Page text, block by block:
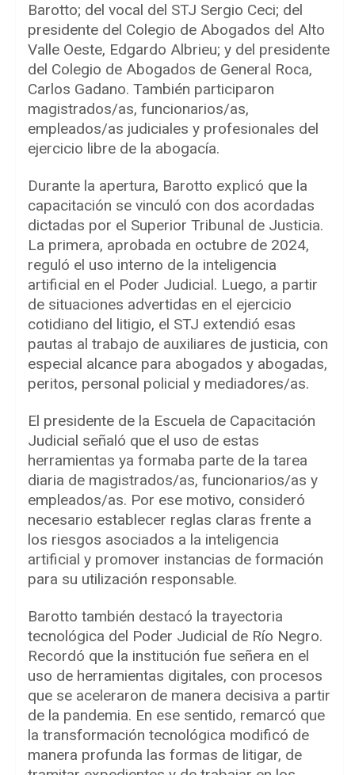
Barotto; del vocal del STJ Sergio Ceci; del
presidente del Colegio de Abogados del Alto
Valle Oeste, Edgardo Albrieu; y del presidente
del Colegio de Abogados de General Roca,
Carlos Gadano. También participaron
magistrados/as, funcionarios/as,
empleados/as judiciales y profesionales del
ejercicio libre de la abogacía.
Durante la apertura, Barotto explicó que la
capacitación se vinculó con dos acordadas
dictadas por el Superior Tribunal de Justicia.
La primera, aprobada en octubre de 2024,
reguló el uso interno de la inteligencia
artificial en el Poder Judicial. Luego, a partir
de situaciones advertidas en el ejercicio
cotidiano del litigio, el STJ extendió esas
pautas al trabajo de auxiliares de justicia, con
especial alcance para abogados y abogadas,
peritos, personal policial y mediadores/as.
El presidente de la Escuela de Capacitación
Judicial señaló que el uso de estas
herramientas ya formaba parte de la tarea
diaria de magistrados/as, funcionarios/as y
empleados/as. Por ese motivo, consideró
necesario establecer reglas claras frente a
los riesgos asociados a la inteligencia
artificial y promover instancias de formación
para su utilización responsable.
Barotto también destacó la trayectoria
tecnológica del Poder Judicial de Río Negro.
Recordó que la institución fue señera en el
uso de herramientas digitales, con procesos
que se aceleraron de manera decisiva a partir
de la pandemia. En ese sentido, remarcó que
la transformación tecnológica modificó de
manera profunda las formas de litigar, de